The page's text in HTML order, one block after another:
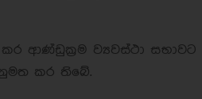
ආණ්ඩුක්‍රම ව්‍යවස්ථා සභාවට
කර තිබේ.